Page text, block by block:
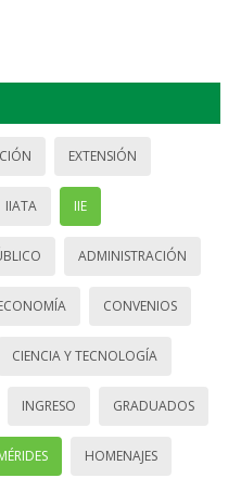
EXTENSIÓN
IIATA IIE
ADMINISTRACIÓN
CONVENIOS
CIENCIA Y TECNOLOGÍA
INGRESO GRADUADOS
HOMENAJES